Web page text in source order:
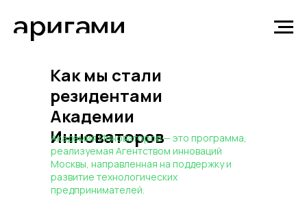
Как мы стали
резидентами
Академии
Инноваторов
Академия Инноваторов — это программа,
реализуемая Агентством инноваций
Москвы, направленная на поддержку и
развитие технологических
предпринимателей.